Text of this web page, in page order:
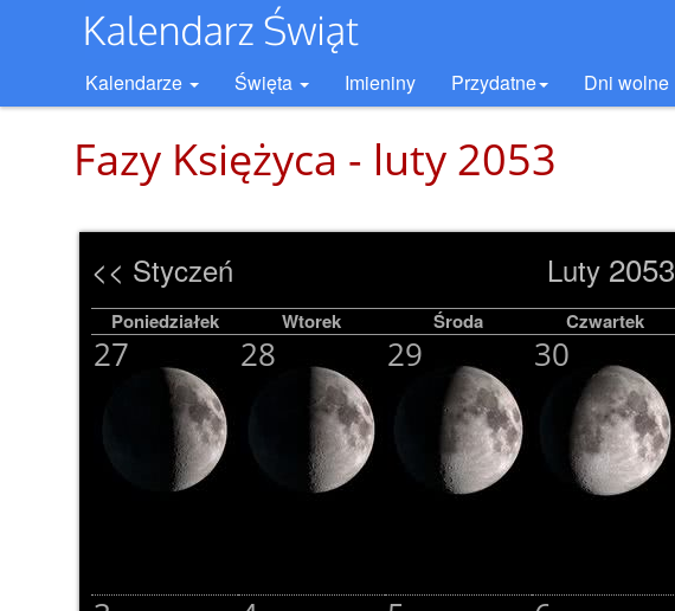
Kalendarze Święta Imieniny Przydatne Dni wolne
Fazy Księżyca - luty 2053
<< Styczeń Luty2053
Poniedziałek Wtorek Środa Czwartek
27 28 29 30